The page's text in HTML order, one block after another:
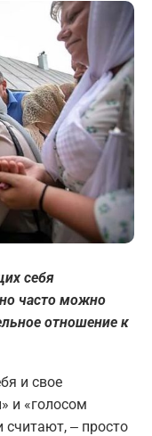
себя
часто можно
отношение к
и свое
и «голосом
считают, ‒ просто